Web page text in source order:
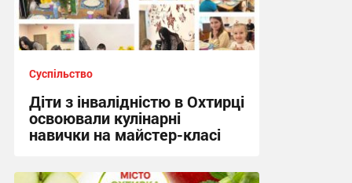
Суспільство
Діти з інвалідністю в Охтирці
освоювали кулінарні
навички на майстер-класі